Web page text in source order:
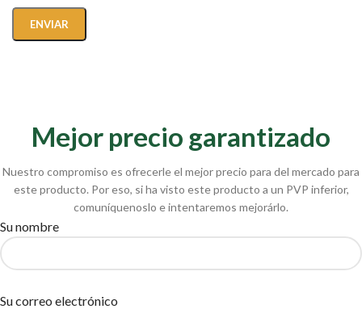
Mejor precio garantizado
Nuestro compromiso es ofrecerle el mejor precio para del mercado para
este producto. Por eso, si ha visto este producto a un PVP inferior,
comuníquenoslo e intentaremos mejorárlo.
Su nombre
Su correo electrónico